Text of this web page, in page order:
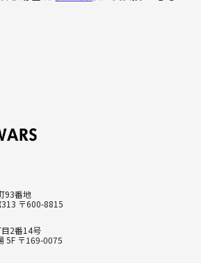
93番地
〒600-8815
2番14号
5F 〒169-0075